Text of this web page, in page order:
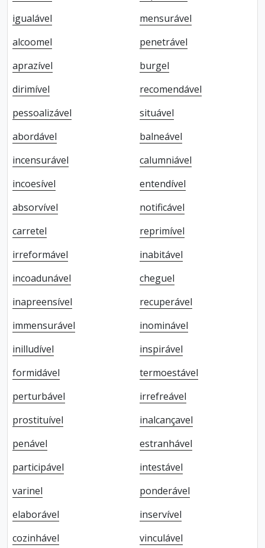
igualável
mensurável
alcoomel
penetrável
aprazível
burgel
dirimível
recomendável
pessoalizável
situável
abordável
balneável
incensurável
calumniável
incoesível
entendível
absorvível
notificável
carretel
reprimível
irreformável
inabitável
incoadunável
cheguel
inapreensível
recuperável
immensurável
inominável
inilludível
inspirável
formidável
termoestável
perturbável
irrefreável
prostituível
inalcançavel
penável
estranhável
participável
intestável
varinel
ponderável
elaborável
inservível
cozinhável
vinculável